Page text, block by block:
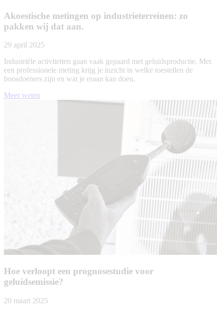
Akoestische metingen op industrieterreinen: zo
pakken wij dat aan.
29 april 2025
Industriële activiteiten gaan vaak gepaard met geluidsproductie. Met
een professionele meting krijg je inzicht in welke toestellen de
boosdoeners zijn en wat je eraan kan doen.
Meer weten
Hoe verloopt een prognosestudie voor
geluidsemissie?
20 maart 2025